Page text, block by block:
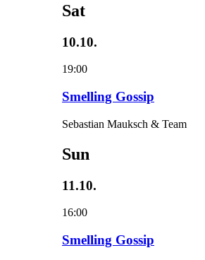
Sat
10.10.
19:00
Smelling Gossip
Sebastian Mauksch & Team
Sun
11.10.
16:00
Smelling Gossip